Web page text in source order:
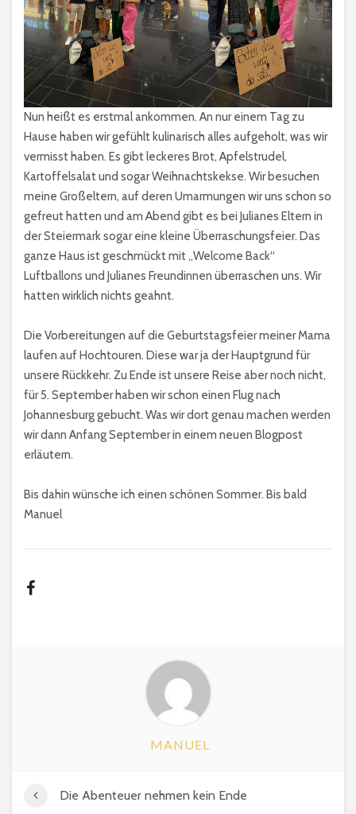
Nun heißt es erstmal ankommen. An nur einem Tag zu
Hause haben wir gefühlt kulinarisch alles aufgeholt, was wir
vermisst haben. Es gibt leckeres Brot, Apfelstrudel,
Kartoffelsalat und sogar Weihnachtskekse. Wir besuchen
meine Großeltern, auf deren Umarmungen wir uns schon so
gefreut hatten und am Abend gibt es bei Julianes Eltern in
der Steiermark sogar eine kleine Überraschungsfeier. Das
ganze Haus ist geschmückt mit „Welcome Back“
Luftballons und Julianes Freundinnen überraschen uns. Wir
hatten wirklich nichts geahnt.
Die Vorbereitungen auf die Geburtstagsfeier meiner Mama
laufen auf Hochtouren. Diese war ja der Hauptgrund für
unsere Rückkehr. Zu Ende ist unsere Reise aber noch nicht,
für 5. September haben wir schon einen Flug nach
Johannesburg gebucht. Was wir dort genau machen werden
wir dann Anfang September in einem neuen Blogpost
erläutern.
Bis dahin wünsche ich einen schönen Sommer. Bis bald
Manuel
MANUEL
Die Abenteuer nehmen kein Ende